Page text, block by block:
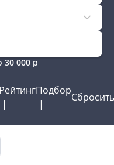
30 000р
РейтингПодбор
Сбросить